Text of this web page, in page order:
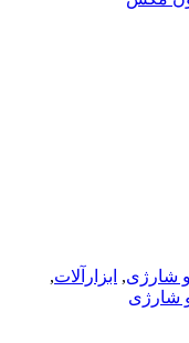
و شارژی, ابزارآلات,
شارژی